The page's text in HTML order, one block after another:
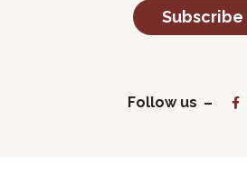
Subscribe
Follow us